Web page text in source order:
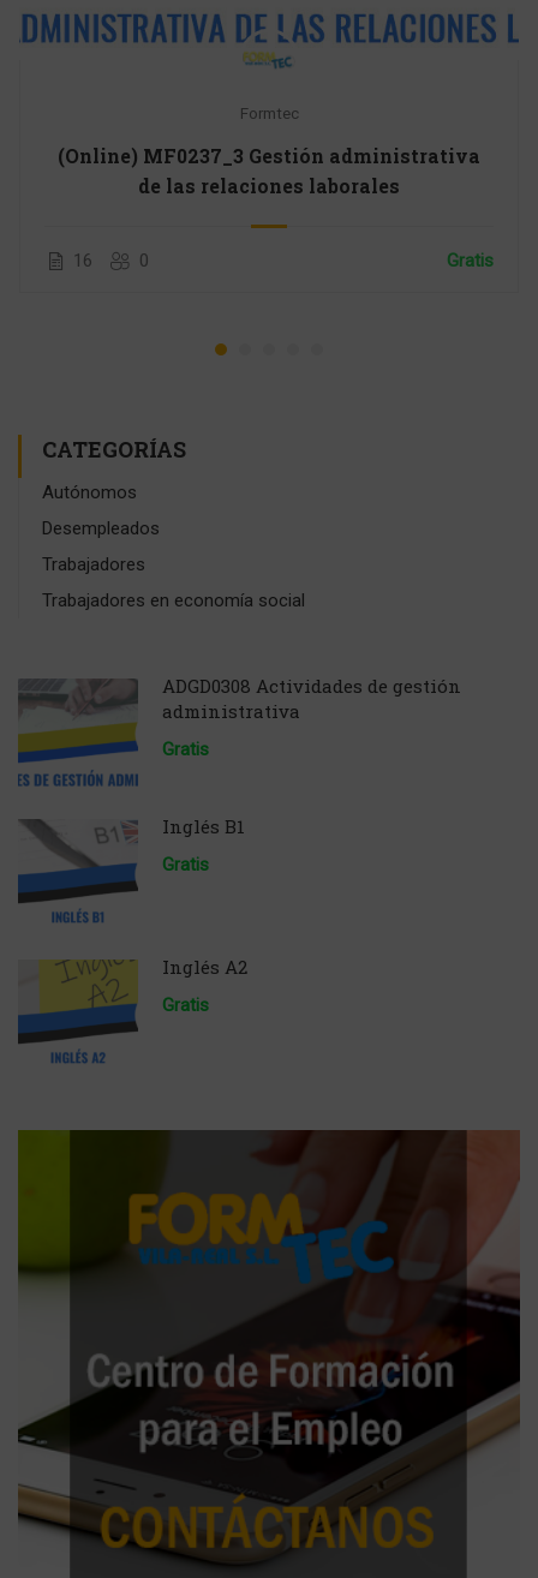
Formtec
(Online) MF0237_3 Gestión administrativa
de las relaciones laborales
16 0 Gratis
CATEGORÍAS
Autónomos
Desempleados
Trabajadores
Trabajadores en economía social
ADGD0308 Actividades de gestión
administrativa
Gratis
Inglés B1
Gratis
Inglés A2
Gratis